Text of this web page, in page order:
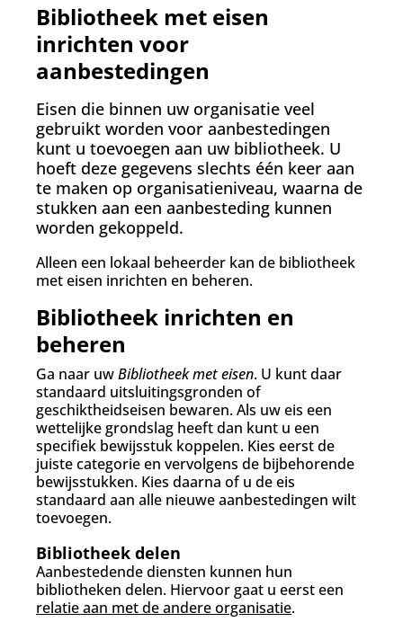
Bibliotheek met eisen
inrichten voor
aanbestedingen
Eisen die binnen uw organisatie veel
gebruikt worden voor aanbestedingen
kunt u toevoegen aan uw bibliotheek. U
hoeft deze gegevens slechts één keer aan
te maken op organisatieniveau, waarna de
stukken aan een aanbesteding kunnen
worden gekoppeld.
Alleen een lokaal beheerder kan de bibliotheek
met eisen inrichten en beheren.
Bibliotheek inrichten en
beheren
Ga naar uwBibliotheek met eisen. U kunt daar
standaard uitsluitingsgronden of
geschiktheidseisen bewaren. Als uw eis een
wettelijke grondslag heeft dan kunt u een
specifiek bewijsstuk koppelen. Kies eerst de
juiste categorie en vervolgens de bijbehorende
bewijsstukken. Kies daarna of u de eis
standaard aan alle nieuwe aanbestedingen wilt
toevoegen.
Bibliotheek delen
Aanbestedende diensten kunnen hun
bibliotheken delen. Hiervoor gaat u eerst een
relatie aan met de andere organisatie.